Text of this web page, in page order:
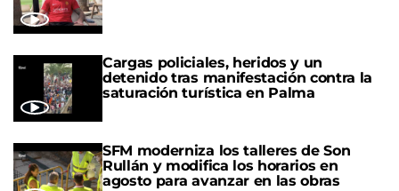
Cargas policiales, heridos y un
detenido tras manifestación contra la
saturación turística en Palma
SFM moderniza los talleres de Son
Rullán y modifica los horarios en
agosto para avanzar en las obras